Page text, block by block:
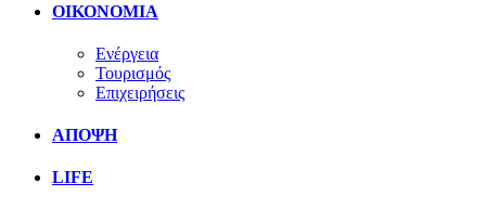
ΟΙΚΟΝΟΜΙΑ
Ενέργεια
Τουρισμός
Επιχειρήσεις
ΑΠΟΨΗ
LIFE